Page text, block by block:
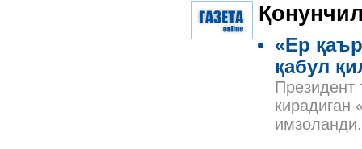
«Ер
қабул
Президент
кирадиган
имзоланди.